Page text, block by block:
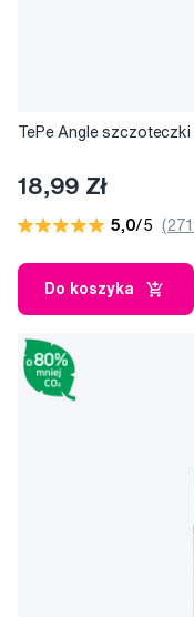
TePe Angle
18,99 Zł
5,0/5
Do koszyka